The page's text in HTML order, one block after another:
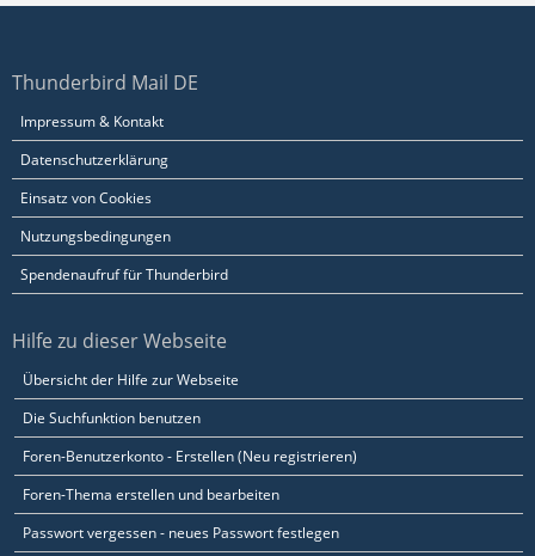
Thunderbird Mail DE
Impressum & Kontakt
Datenschutzerklärung
Einsatz von Cookies
Nutzungsbedingungen
Spendenaufruf für Thunderbird
Hilfe zu dieser Webseite
Übersicht der Hilfe zur Webseite
Die Suchfunktion benutzen
Foren-Benutzerkonto - Erstellen (Neu registrieren)
Foren-Thema erstellen und bearbeiten
Passwort vergessen - neues Passwort festlegen